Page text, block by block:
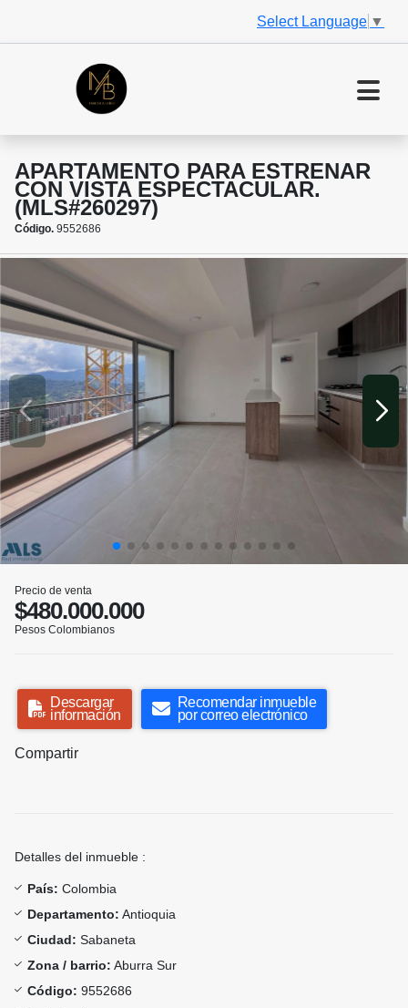
Select Language ▼
APARTAMENTO PARA ESTRENAR
CON VISTA ESPECTACULAR.
(MLS#260297)
Código. 9552686
Precio de venta
$480.000.000
Pesos Colombianos
Descargar
información
Recomendar inmueble
por correo electrónico
Compartir
Detalles del inmueble :
País: Colombia
Departamento: Antioquia
Ciudad: Sabaneta
Zona / barrio: Aburra Sur
Código: 9552686